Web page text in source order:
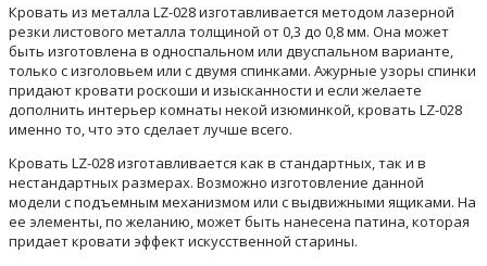
Кровать из металла LZ-028 изготавливается методом лазерной
резки листового металла толщиной от 0,3 до 0,8 мм. Она может
быть изготовлена в односпальном или двуспальном варианте,
только с изголовьем или с двумя спинками. Ажурные узоры спинки
придают кровати роскоши и изысканности и если желаете
дополнить интерьер комнаты некой изюминкой, кровать LZ-028
именно то, что это сделает лучше всего.
Кровать LZ-028 изготавливается как в стандартных, так и в
нестандартных размерах. Возможно изготовление данной
модели с подъемным механизмом или с выдвижными ящиками. На
ее элементы, по желанию, может быть нанесена патина, которая
придает кровати эффект искусственной старины.